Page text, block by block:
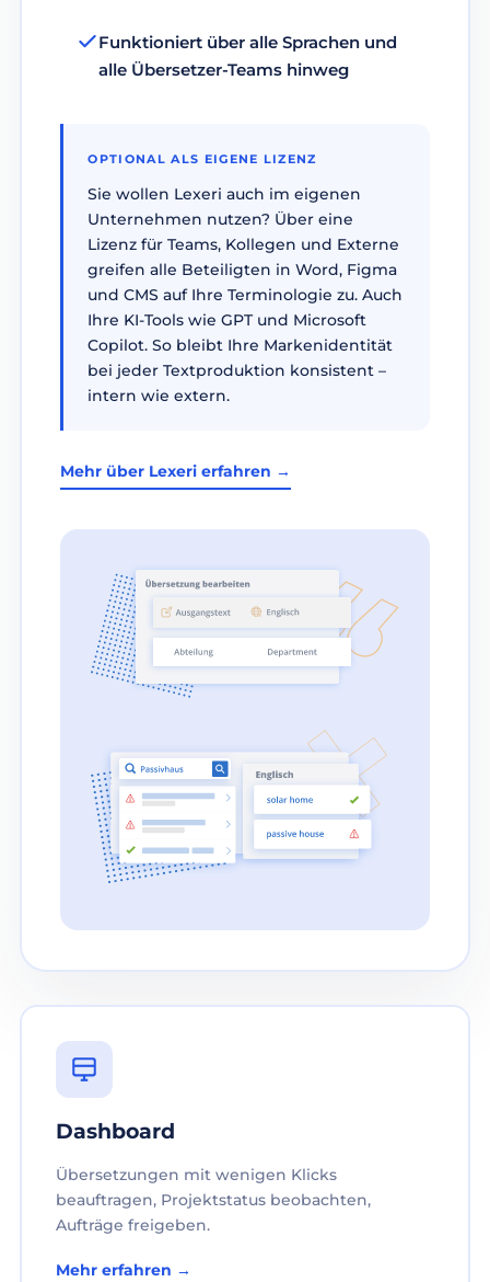
Funktioniert über alle Sprachen und
alle Übersetzer-Teams hinweg
OPTIONAL ALS EIGENE LIZENZ
Sie wollen Lexeri auch im eigenen
Unternehmen nutzen? Über eine
Lizenz für Teams, Kollegen und Externe
greifen alle Beteiligten in Word, Figma
und CMS auf Ihre Terminologie zu. Auch
Ihre KI-Tools wie GPT und Microsoft
Copilot. So bleibt Ihre Markenidentität
bei jeder Textproduktion konsistent –
intern wie extern.
Mehr über Lexeri erfahren →
Dashboard
Übersetzungen mit wenigen Klicks
beauftragen, Projektstatus beobachten,
Aufträge freigeben.
Mehr erfahren →